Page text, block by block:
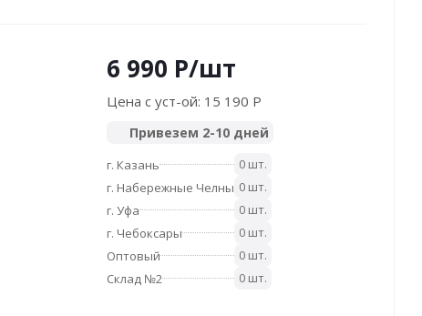
6 990 P/шт
Цена с уст-ой: 15 190 P
Привезем 2-10 дней
г. Казань
0 шт.
г. Набережные Челны 0 шт.
г. Уфа
0 шт.
г. Чебоксары
0 шт.
Оптовый
0 шт.
Склад №2
0 шт.